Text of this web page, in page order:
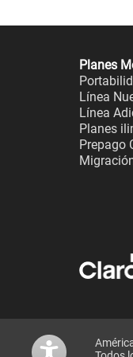
Planes
Línea
Línea
Planes
Prepago